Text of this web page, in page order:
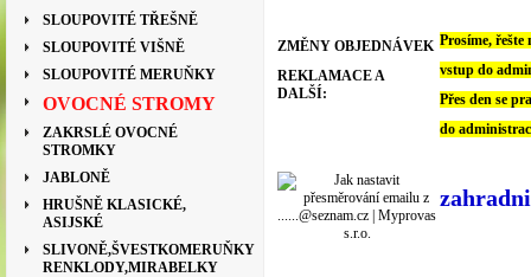
SLOUPOVITÉ TŘEŠNĚ
SLOUPOVITÉ VIŠNĚ
SLOUPOVITÉ MERUŇKY
OVOCNÉ STROMY
ZAKRSLÉ OVOCNÉ
STROMKY
JABLONĚ
HRUŠNĚ KLASICKÉ,
ASIJSKÉ
SLIVONĚ,ŠVESTKOMERUŇKY
RENKLODY,MIRABELKY
ZMĚNY OBJEDNÁVEK
REKLAMACE A
DALŠÍ:
Prosíme,
vstup do
Přes den se
do